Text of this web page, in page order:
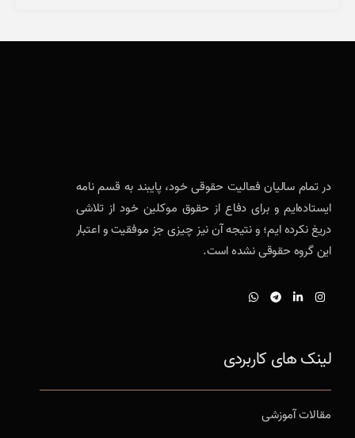
در تمام سالیان فعالیت حقوقی خود، پایبند به قسم نامه
ایستاده‌ایم و برای دفاع از حقوق موکلین خود از تلاشی
دریغ نکرده ایم؛ و نتیجه آن نیز چیزی جز موفقیت و اعتبار
این گروه حقوقی نشده است.
لینک های کاربردی
مقالات آموزشی